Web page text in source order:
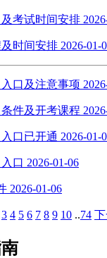
考试时间安排
时间安排 2026-01-
口及注意事项
件及开考课程
口已开通 2026-01-
口 2026-01-06
2026-01-06
3 4 5 6 7 8 9 10 ..74